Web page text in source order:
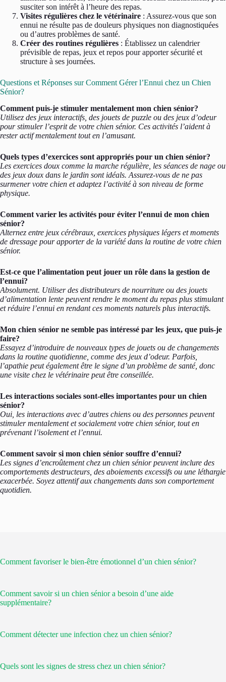
susciter son intérêt à l’heure des repas.
Visites régulières chez le vétérinaire : Assurez-vous que son
ennui ne résulte pas de douleurs physiques non diagnostiquées
ou d’autres problèmes de santé.
Créer des routines régulières : Établissez un calendrier
prévisible de repas, jeux et repos pour apporter sécurité et
structure à ses journées.
Questions et Réponses sur Comment Gérer l’Ennui chez un Chien
Sénior?
Comment puis-je stimuler mentalement mon chien sénior?
Utilisez des jeux interactifs, des jouets de puzzle ou des jeux d’odeur
pour stimuler l’esprit de votre chien sénior. Ces activités l’aident à
rester actif mentalement tout en l’amusant.
Quels types d’exercices sont appropriés pour un chien sénior?
Les exercices doux comme la marche régulière, les séances de nage ou
des jeux doux dans le jardin sont idéals. Assurez-vous de ne pas
surmener votre chien et adaptez l’activité à son niveau de forme
physique.
Comment varier les activités pour éviter l’ennui de mon chien
sénior?
Alternez entre jeux cérébraux, exercices physiques légers et moments
de dressage pour apporter de la variété dans la routine de votre chien
sénior.
Est-ce que l’alimentation peut jouer un rôle dans la gestion de
l’ennui?
Absolument. Utiliser des distributeurs de nourriture ou des jouets
d’alimentation lente peuvent rendre le moment du repas plus stimulant
et réduire l’ennui en rendant ces moments naturels plus interactifs.
Mon chien sénior ne semble pas intéressé par les jeux, que puis-je
faire?
Essayez d’introduire de nouveaux types de jouets ou de changements
dans la routine quotidienne, comme des jeux d’odeur. Parfois,
l’apathie peut également être le signe d’un problème de santé, donc
une visite chez le vétérinaire peut être conseillée.
Les interactions sociales sont-elles importantes pour un chien
sénior?
Oui, les interactions avec d’autres chiens ou des personnes peuvent
stimuler mentalement et socialement votre chien sénior, tout en
prévenant l’isolement et l’ennui.
Comment savoir si mon chien sénior souffre d’ennui?
Les signes d’encroûtement chez un chien sénior peuvent inclure des
comportements destructeurs, des aboiements excessifs ou une léthargie
exacerbée. Soyez attentif aux changements dans son comportement
quotidien.
Comment favoriser le bien-être émotionnel d’un chien sénior?
Comment savoir si un chien sénior a besoin d’une aide
supplémentaire?
Comment détecter une infection chez un chien sénior?
Quels sont les signes de stress chez un chien sénior?